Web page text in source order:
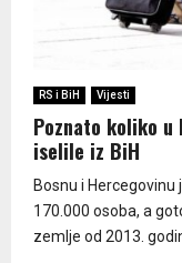
RS i BiH Vijesti
Poznato koliko u
iselile iz BiH
Bosnu i
170.000 osoba, a
zemlje od 2013.